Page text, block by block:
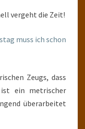
vergeht die Zeit!
muss ich schon
Zeugs, dass
ein metrischer
überarbeitet